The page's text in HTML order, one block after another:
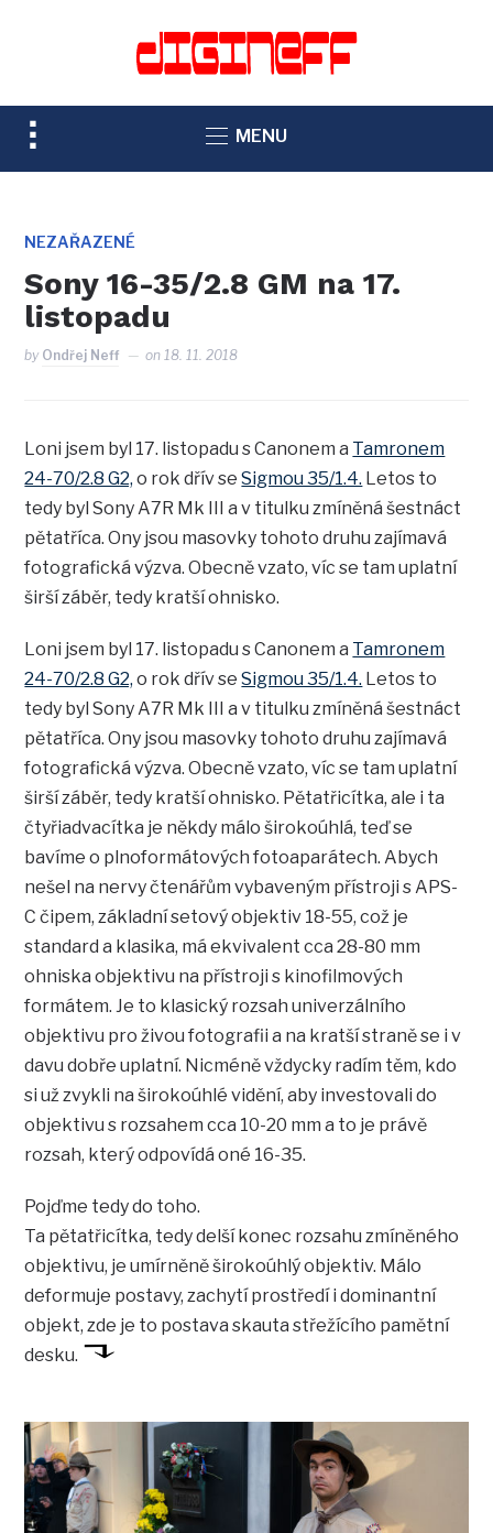
TOGGLE
SIDEBAR
NAVIGATION
MENU
NEZAŘAZENÉ
Sony 16-35/2.8 GM na 17.
listopadu
by Ondřej Neff on18. 11. 2018
Loni jsem byl 17. listopadu s Canonem a Tamronem
24-70/2.8 G2, o rok dřív seSigmou 35/1.4. Letos to
tedy byl Sony A7R Mk III a v titulku zmíněná šestnáct
pětatříca. Ony jsou masovky tohoto druhu zajímavá
fotografická výzva. Obecně vzato, víc se tam uplatní
širší záběr, tedy kratší ohnisko.
Loni jsem byl 17. listopadu s Canonem a Tamronem
24-70/2.8 G2, o rok dřív seSigmou 35/1.4. Letos to
tedy byl Sony A7R Mk III a v titulku zmíněná šestnáct
pětatříca. Ony jsou masovky tohoto druhu zajímavá
fotografická výzva. Obecně vzato, víc se tam uplatní
širší záběr, tedy kratší ohnisko. Pětatřicítka, ale i ta
čtyřiadvacítka je někdy málo širokoúhlá, teď se
bavíme o plnoformátových fotoaparátech. Abych
nešel na nervy čtenářům vybaveným přístroji s APS-
C čipem, základní setový objektiv 18-55, což je
standard a klasika, má ekvivalent cca 28-80 mm
ohniska objektivu na přístroji s kinofilmových
formátem. Je to klasický rozsah univerzálního
objektivu pro živou fotografii a na kratší straně se i v
davu dobře uplatní. Nicméně vždycky radím těm, kdo
si už zvykli na širokoúhlé vidění, aby investovali do
objektivu s rozsahem cca 10-20 mm a to je právě
rozsah, který odpovídá oné 16-35.
Pojďme tedy do toho.
Ta pětatřicítka, tedy delší konec rozsahu zmíněného
objektivu, je umírněně širokoúhlý objektiv. Málo
deformuje postavy, zachytí prostředí i dominantní
objekt, zde je to postava skauta střežícího pamětní
desku.